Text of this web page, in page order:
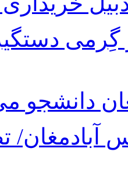
دانشجو